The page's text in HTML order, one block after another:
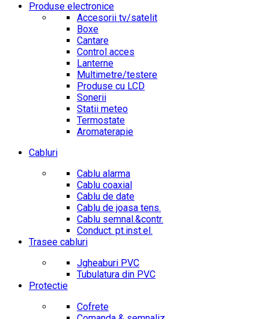
Produse electronice
Accesorii tv/satelit
Boxe
Cantare
Control acces
Lanterne
Multimetre/testere
Produse cu LCD
Sonerii
Statii meteo
Termostate
Aromaterapie
Cabluri
Cablu alarma
Cablu coaxial
Cablu de date
Cablu de joasa tens.
Cablu semnal.&contr.
Conduct. pt.inst.el.
Trasee cabluri
Jgheaburi PVC
Tubulatura din PVC
Protectie
Cofrete